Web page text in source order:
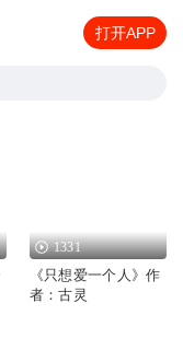
打开APP
1331
《只想爱一个人》作
者：古灵